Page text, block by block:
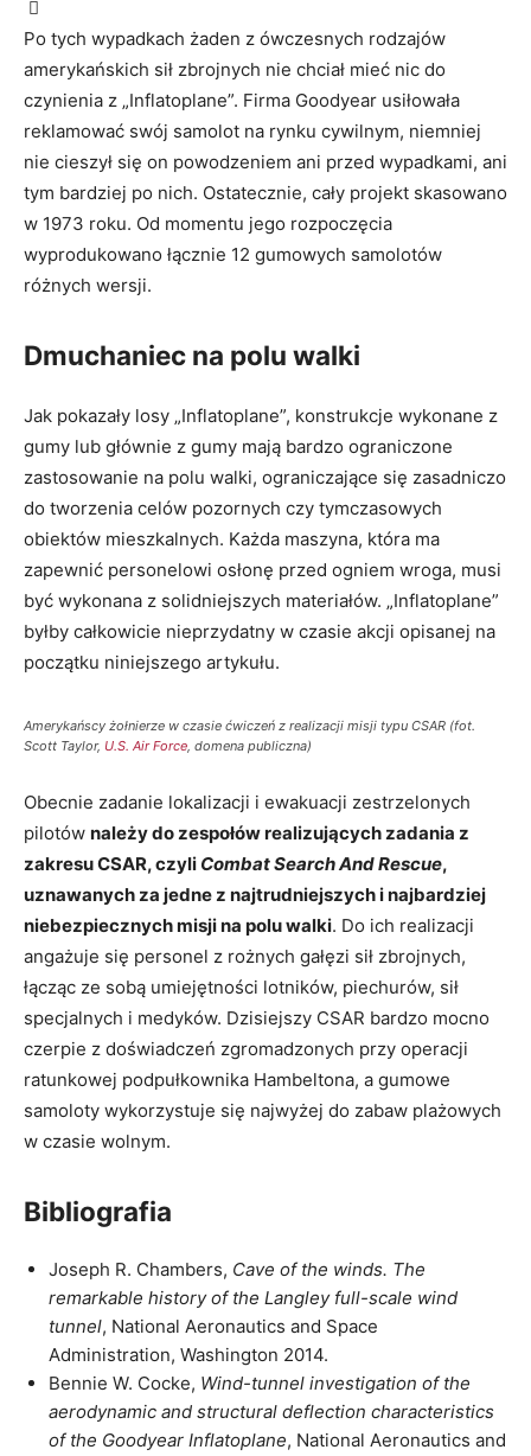
Po tych wypadkach żaden z ówczesnych rodzajów
amerykańskich sił zbrojnych nie chciał mieć nic do
czynienia z „Inflatoplane”. Firma Goodyear usiłowała
reklamować swój samolot na rynku cywilnym, niemniej
nie cieszył się on powodzeniem ani przed wypadkami, ani
tym bardziej po nich. Ostatecznie, cały projekt skasowano
w 1973 roku. Od momentu jego rozpoczęcia
wyprodukowano łącznie 12 gumowych samolotów
różnych wersji.
Dmuchaniec na polu walki
Jak pokazały losy „Inflatoplane”, konstrukcje wykonane z
gumy lub głównie z gumy mają bardzo ograniczone
zastosowanie na polu walki, ograniczające się zasadniczo
do tworzenia celów pozornych czy tymczasowych
obiektów mieszkalnych. Każda maszyna, która ma
zapewnić personelowi osłonę przed ogniem wroga, musi
być wykonana z solidniejszych materiałów. „Inflatoplane”
byłby całkowicie nieprzydatny w czasie akcji opisanej na
początku niniejszego artykułu.
Amerykańscy żołnierze w czasie ćwiczeń z realizacji misji typu CSAR (fot.
Scott Taylor, U.S. Air Force , domena publiczna)
Obecnie zadanie lokalizacji i ewakuacji zestrzelonych
pilotów należy do zespołów realizujących zadania z
zakresu CSAR, czyli Combat Search And Rescue,
uznawanych za jedne z najtrudniejszych i najbardziej
niebezpiecznych misji na polu walki. Do ich realizacji
angażuje się personel z rożnych gałęzi sił zbrojnych,
łącząc ze sobą umiejętności lotników, piechurów, sił
specjalnych i medyków. Dzisiejszy CSAR bardzo mocno
czerpie z doświadczeń zgromadzonych przy operacji
ratunkowej podpułkownika Hambeltona, a gumowe
samoloty wykorzystuje się najwyżej do zabaw plażowych
w czasie wolnym.
Bibliografia
Joseph R. Chambers, Cave of the winds. The
remarkable history of the Langley full-scale wind
tunnel, National Aeronautics and Space
Administration, Washington 2014.
Bennie W. Cocke, Wind-tunnel investigation of the
aerodynamic and structural deflection characteristics
of the Goodyear Inflatoplane, National Aeronautics and